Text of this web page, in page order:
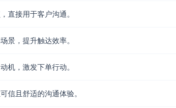
直接用于客户沟通。
景，提升触达效率。
机，激发下单行动。
信且舒适的沟通体验。